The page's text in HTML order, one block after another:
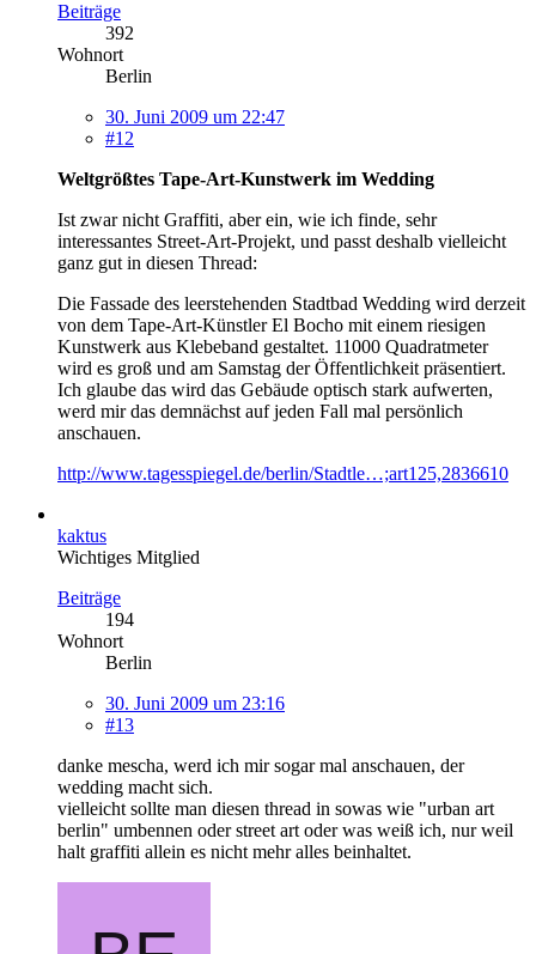
Beiträge
392
Wohnort
Berlin
30. Juni 2009 um 22:47
#12
Weltgrößtes Tape-Art-Kunstwerk im Wedding
Ist zwar nicht Graffiti, aber ein, wie ich finde, sehr
interessantes Street-Art-Projekt, und passt deshalb vielleicht
ganz gut in diesen Thread:
Die Fassade des leerstehenden Stadtbad Wedding wird derzeit
von dem Tape-Art-Künstler El Bocho mit einem riesigen
Kunstwerk aus Klebeband gestaltet. 11000 Quadratmeter
wird es groß und am Samstag der Öffentlichkeit präsentiert.
Ich glaube das wird das Gebäude optisch stark aufwerten,
werd mir das demnächst auf jeden Fall mal persönlich
anschauen.
http://www.tagesspiegel.de/berlin/Stadtle…;art125,2836610
kaktus
Wichtiges Mitglied
Beiträge
194
Wohnort
Berlin
30. Juni 2009 um 23:16
#13
danke mescha, werd ich mir sogar mal anschauen, der
wedding macht sich.
vielleicht sollte man diesen thread in sowas wie "urban art
berlin" umbennen oder street art oder was weiß ich, nur weil
halt graffiti allein es nicht mehr alles beinhaltet.